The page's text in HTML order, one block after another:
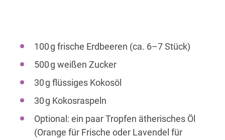
100 g frische Erdbeeren (ca. 6–7 Stück)
500 g weißen Zucker
30 g flüssiges Kokosöl
30 g Kokosraspeln
Optional: ein paar Tropfen ätherisches Öl
(Orange für Frische oder Lavendel für